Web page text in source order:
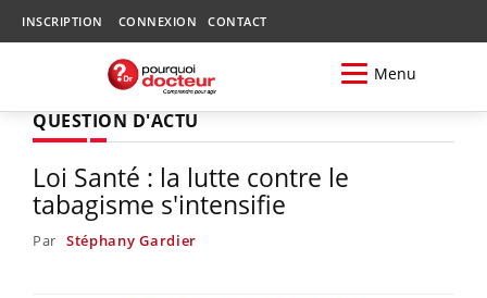
INSCRIPTION CONNEXION CONTACT
Menu
QUESTION D'ACTU
Loi Santé : la lutte contre le
tabagisme s'intensifie
Par Stéphany Gardier